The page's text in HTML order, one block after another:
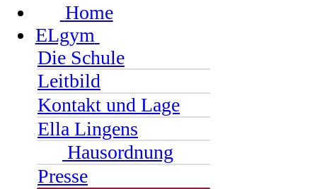
Home
ELgym
Die Schule
Leitbild
Kontakt und Lage
Ella Lingens
Hausordnung
Presse